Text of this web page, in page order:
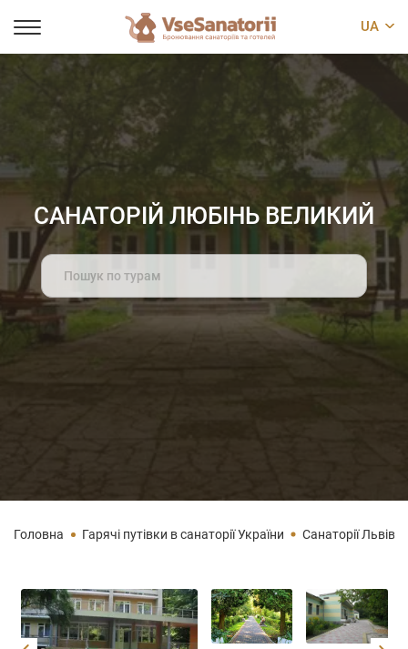
UA
САНАТОРІЙ ЛЮБІНЬ ВЕЛИКИЙ
Search
Головна Гарячі путівки в санаторії України Санаторії